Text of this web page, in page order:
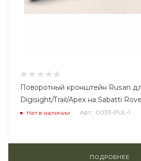
Поворотный кронштейн Rusan
Digisight/Trail/Apex на Sabatti
Нет в наличии Арт.: 0033-PUL-1
ПОДРОБНЕЕ